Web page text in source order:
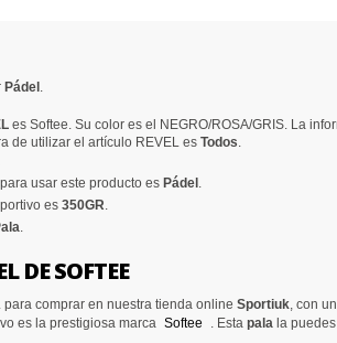
Pádel .
es Softee. Su color es el NEGRO/ROSA/GRIS. La
de utilizar el artículo REVEL esTodos.
usar este producto es Pádel .
es350GR.
.
DE SOFTEE
comprar en nuestra tienda onlineSportiuk, con
es la prestigiosa marca Softee . Estapala la